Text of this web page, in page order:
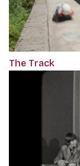
The Track